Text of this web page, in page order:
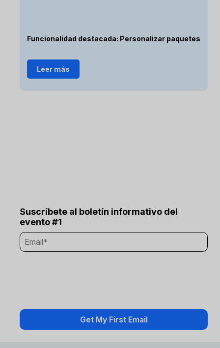
Funcionalidad destacada: Personalizar paquetes
Leer más
Suscríbete al boletín informativo del
evento #1